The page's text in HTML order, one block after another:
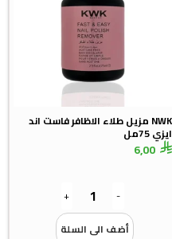
NWK مزيل طلاء الاظافر فاست اند
ايزي 75مل
6,00
-
+
أضف الى السلة